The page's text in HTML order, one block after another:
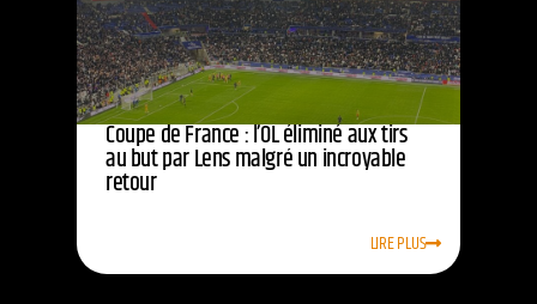
Coupe de France : l’OL éliminé aux tirs
au but par Lens malgré un incroyable
retour
LIRE PLUS